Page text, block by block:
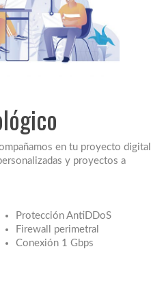
en tu proyecto digital
y proyectos a
Protección AntiDDoS
Firewall perimetral
Conexión 1 Gbps